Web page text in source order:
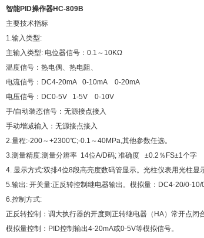
智能PID操作器HC-809B
主要技术指标
1.输入类型:
主输入类型: 电位器信号：0.1～10KΩ
温度信号：热电偶、热电阻、
电流信号：DC4-20mA 0-10mA 0-20mA
电压信号：DC0-5V 1-5V 0-10V
手/自动装态信号：无源接点接入
手动增减输入：无源接点接入
2.量程:-200～+2300℃;-0.1～40MPa,其他参数任选。
3.测量精度:测量分辨率 14位A/D码; 准确度 ±0.2％FS±1个字
4. 显示方式:双排4位8段高亮度数码管显示。光柱仪表用光柱显
5.输出: 开关量:正反转控制继电器输出。模拟量：DC4-20/0-10/
6.控制方式:
正反转控制：调大执行器的开度则正转继电器（HA）常开点闭
模拟量控制：PID控制输出4-20mA或0-5V等模拟信号。